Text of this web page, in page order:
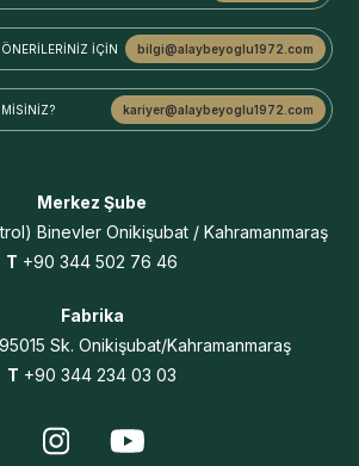
ÖNERİLERİNİZ İÇİN bilgi@alaybeyoglu1972.com
MİSİNİZ? kariyer@alaybeyoglu1972.com
Merkez Şube
Binevler Onikişubat / Kahramanmaraş
T +90 344 502 76 46
Fabrika
Sk. Onikişubat/Kahramanmaraş
T +90 344 234 03 03